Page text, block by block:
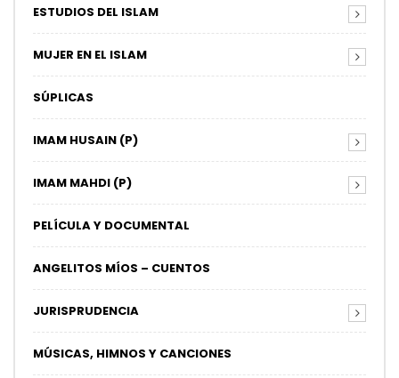
ESTUDIOS DEL ISLAM
MUJER EN EL ISLAM
SÚPLICAS
IMAM HUSAIN (P)
IMAM MAHDI (P)
PELÍCULA Y DOCUMENTAL
ANGELITOS MÍOS – CUENTOS
JURISPRUDENCIA
MÚSICAS, HIMNOS Y CANCIONES